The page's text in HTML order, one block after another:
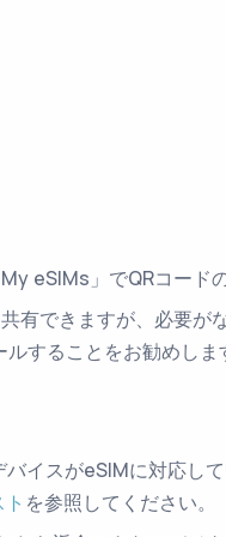
eSIMs」でQRコード
有できますが、必要が
することをお勧めしま
イスがeSIMに対応し
を参照してください。